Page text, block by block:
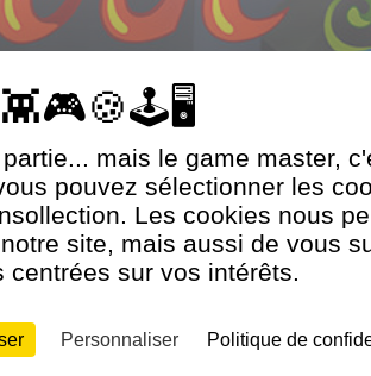
mais le game master,
pouvez sélectionner les
Les cookies nous
site, mais aussi de vous
centrées sur vos intérêts.
Personnaliser Politique de